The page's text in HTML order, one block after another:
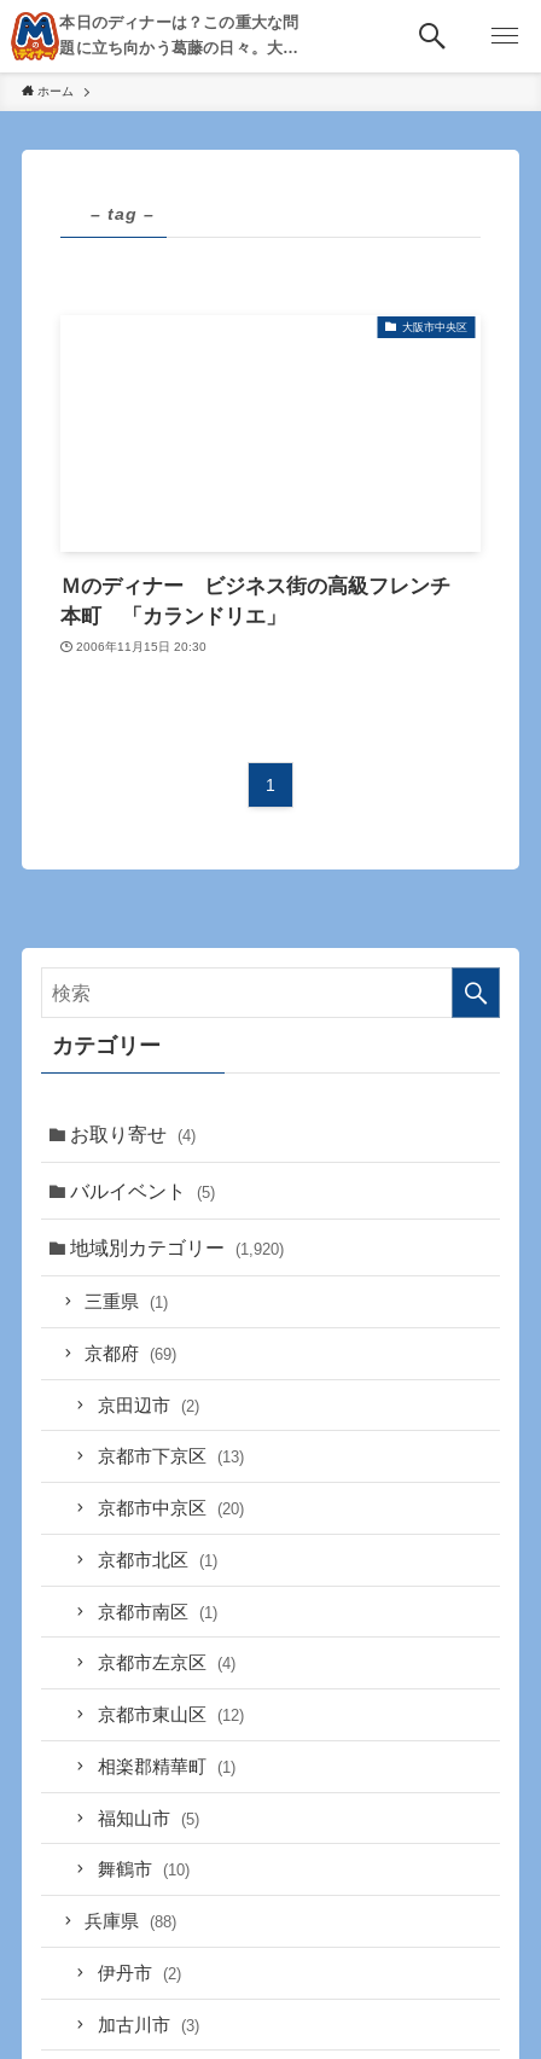
本日のディナーは？この重大な問
題に立ち向かう葛藤の日々。大
阪・京都・神戸を中心とした食べ
歩き、飲み歩きを綴る。
ホーム
– tag –
大阪市中央区
Ｍのディナー ビジネス街の高級フレンチ
本町 「カランドリエ」
2006年11月15日 20:30
1
カテゴリー
お取り寄せ (4)
バルイベント (5)
地域別カテゴリー (1,920)
三重県 (1)
京都府 (69)
京田辺市 (2)
京都市下京区 (13)
京都市中京区 (20)
京都市北区 (1)
京都市南区 (1)
京都市左京区 (4)
京都市東山区 (12)
相楽郡精華町 (1)
福知山市 (5)
舞鶴市 (10)
兵庫県 (88)
伊丹市 (2)
加古川市 (3)